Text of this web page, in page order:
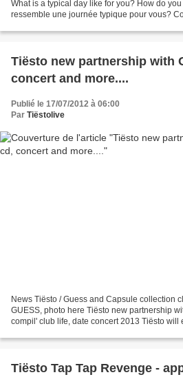
What is a typical day like for you? How do
ressemble une journée typique pour vous?
Tiësto new partnership with
concert and more....
Publié le 17/07/2012 à 06:00
Par Tiëstolive
News Tiësto / Guess and Capsule collection
GUESS, photo here Tiësto new partnership
compil' club life, date concert 2013 Tiësto will
Tiësto Tap Tap Revenge -